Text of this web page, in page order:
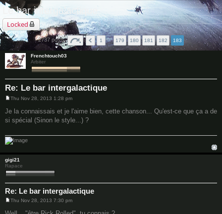
ear
ch
Le bar intergalactique
Locked
2737 posts 1 … 179 180 181 182 183
Frenchtouch03
Arbiter
Re: Le bar intergalactique
s
Thu Nov 28, 2013 1:28 pm
Je la connaissais et je l'aime bien, cette chanson... Qu'est-ce que ça a de
si spécial (Sinon le style...) ?
gigi21
Rapace
Re: Le bar intergalactique
o
Thu Nov 28, 2013 7:30 pm